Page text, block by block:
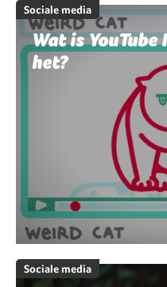
Sociale media
Wat is
het?
Sociale media